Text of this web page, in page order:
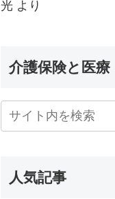
光 より
介護保険と医療
人気記事